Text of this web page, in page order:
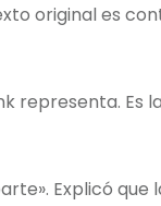
original es
representa. Es
Explicó que